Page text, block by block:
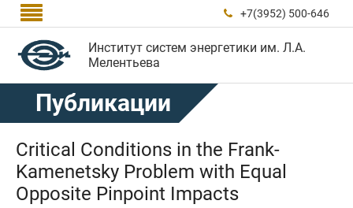
  +7(3952) 500-646
Институт систем энергетики им. Л.А.
Мелентьева
Публикации
Critical Conditions in the Frank-
Kamenetsky Problem with Equal
Opposite Pinpoint Impacts